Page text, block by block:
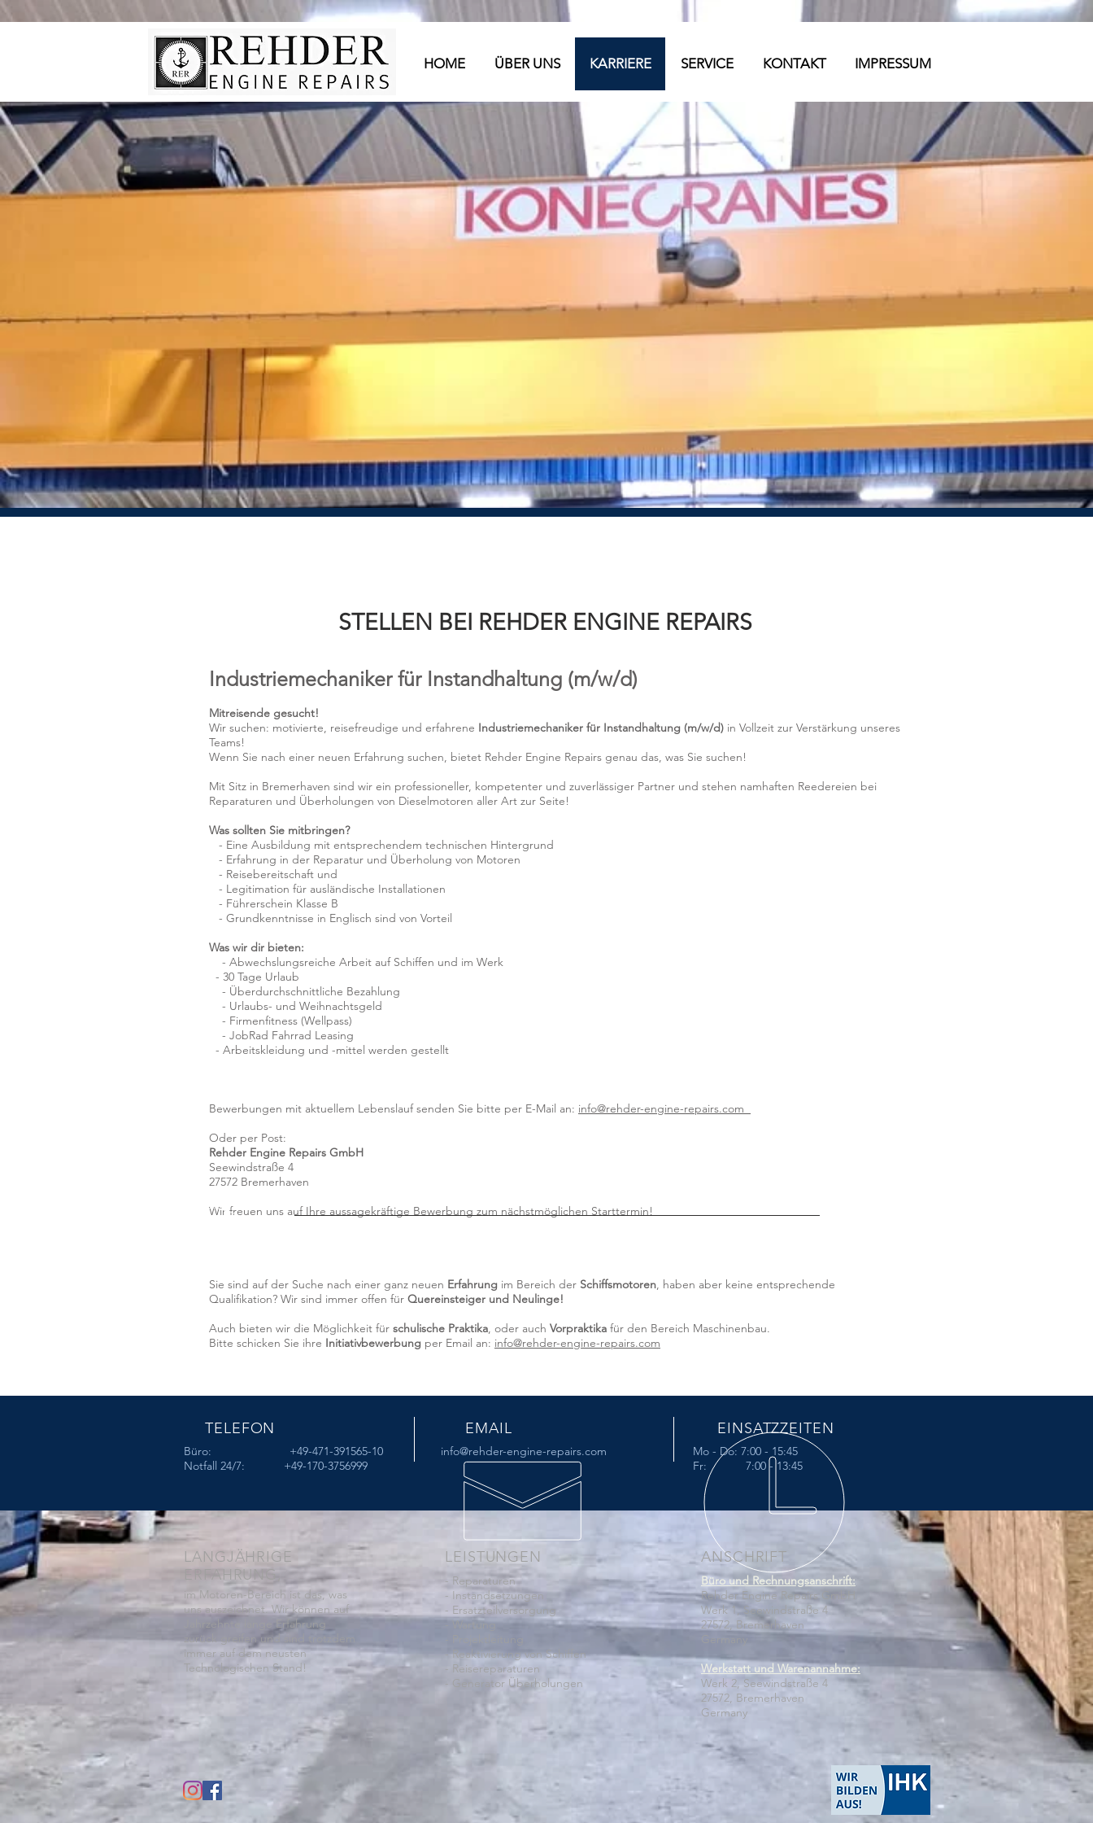
HOME ÜBER UNS KARRIERE SERVICE KONTAKT IMPRESSUM
STELLEN BEI REHDER ENGINE REPAIRS
Industriemechaniker für Instandhaltung (m/w/d)
Mitreisende gesucht!
Wir suchen: motivierte, reisefreudige und erfahrene Industriemechaniker für Instandhaltung (m/w/d) in Vollzeit zur Verstärkung unseres
Teams!
Wenn Sie nach einer neuen Erfahrung suchen, bietet Rehder Engine Repairs genau das, was Sie suchen!
Mit Sitz in Bremerhaven sind wir ein professioneller, kompetenter und zuverlässiger Partner und stehen namhaften Reedereien bei
Reparaturen und Überholungen von Dieselmotoren aller Art zur Seite!
Was sollten Sie mitbringen?
- Eine Ausbildung mit entsprechendem technischen Hintergrund
- Erfahrung in der Reparatur und Überholung von Motoren
- Reisebereitschaft und
- Legitimation für ausländische Installationen
- Führerschein Klasse B
- Grundkenntnisse in Englisch sind von Vorteil
Was wir dir bieten:
- Abwechslungsreiche Arbeit auf Schiffen und im Werk
- 30 Tage Urlaub
- Überdurchschnittliche Bezahlung
- Urlaubs- und Weihnachtsgeld
- Firmenfitness (Wellpass)
- JobRad Fahrrad Leasing
- Arbeitskleidung und -mittel werden gestellt
Bewerbungen mit aktuellem Lebenslauf senden Sie bitte per E-Mail an: info@rehder-engine-repairs.com
Oder per Post:
Rehder Engine Repairs GmbH
Seewindstraße 4
27572 Bremerhaven
Wir freuen uns auf Ihre aussagekräftige Bewerbung zum nächstmöglichen Starttermin!
Sie sind auf der Suche nach einer ganz neuen Erfahrung im Bereich der Schiffsmotoren, haben aber keine entsprechende
Qualifikation? Wir sind immer offen für Quereinsteiger und Neulinge!
Auch bieten wir die Möglichkeit für schulische Praktika, oder auch Vorpraktika für den Bereich Maschinenbau.
Bitte schicken Sie ihre Initiativbewerbung per Email an: info@rehder-engine-repairs.com
TELEFON
Büro: +49-471-391565-10
Notfall 24/7: +49-170-3756999
EMAIL
info@rehder-engine-repairs.com
EINSATZZEITEN
Mo - Do: 7:00 - 15:45
Fr: 7:00 - 13:45
LANGJÄHRIGE
ERFAHRUNG,
im Motoren-Bereich ist das, was
uns auszeichnet. Wir können auf
Jahrzehnte lange Erfahrung
zurück greifen und sind trotzdem
immer auf dem neusten
Technologischen Stand!
LEISTUNGEN
- Reparaturen
- Instandsetzungen
- Ersatzteilversorgung
- Wartung
- Reaktivierung von Schiffen
- Reisereparaturen
- Generator Überholungen
ANSCHRIFT
Büro und Rechnungsanschrift:
Rehder Engine Repairs GmbH
Werk 1, Seewindstraße 4
27572, Bremerhaven
Werkstatt und Warenannahme:
Werk 2, Seewindstraße 4
27572, Bremerhaven
Germany